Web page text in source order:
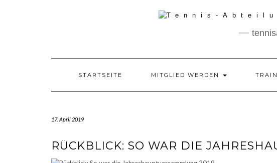
STARTSEITE MITGLIED WERDEN
17. April 2019
RÜCKBLICK: SO WAR DIE